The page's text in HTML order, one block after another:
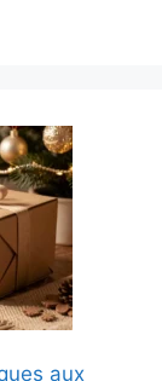
aux